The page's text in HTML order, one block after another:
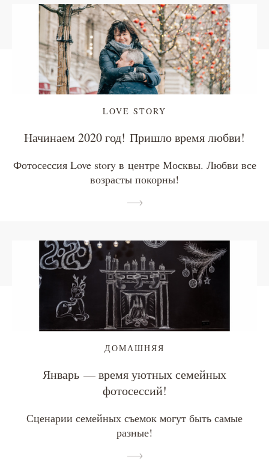
LOVE STORY
Начинаем 2020 год! Пришло время любви!
Фотосессия Love story в центре Москвы. Любви все
возрасты покорны!
ДОМАШНЯЯ
Январь — время уютных семейных
фотосессий!
Сценарии семейных съемок могут быть самые
разные!